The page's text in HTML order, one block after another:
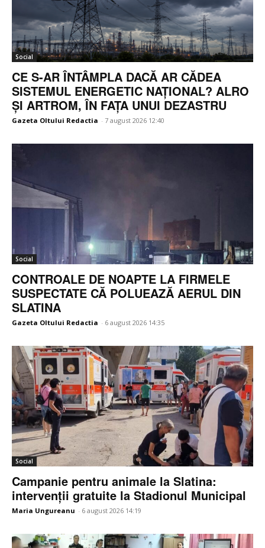
Social
CE S-AR ÎNTÂMPLA DACĂ AR CĂDEA
SISTEMUL ENERGETIC NAȚIONAL? ALRO
ȘI ARTROM, ÎN FAȚA UNUI DEZASTRU
Gazeta Oltului Redactia - 7 august 2026 12:40
Social
CONTROALE DE NOAPTE LA FIRMELE
SUSPECTATE CĂ POLUEAZĂ AERUL DIN
SLATINA
Gazeta Oltului Redactia - 6 august 2026 14:35
Social
Campanie pentru animale la Slatina:
intervenții gratuite la Stadionul Municipal
Maria Ungureanu - 6 august 2026 14:19